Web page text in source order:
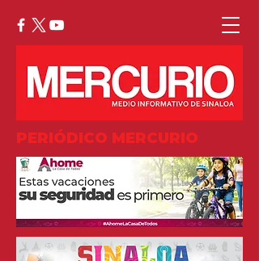
PERIÓDICO MERCURIO